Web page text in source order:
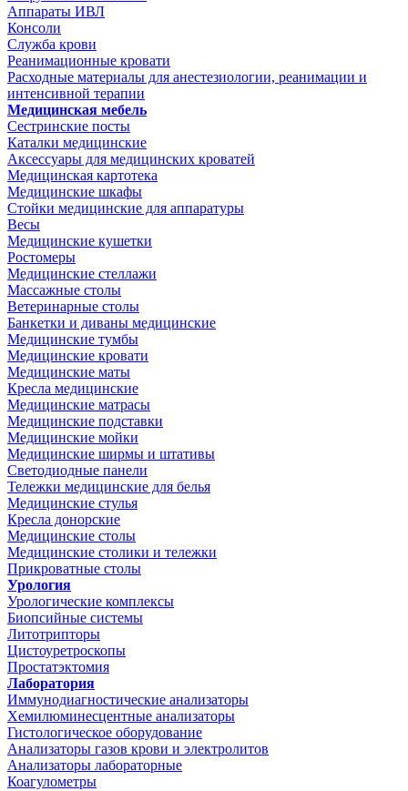
Аппараты ИВЛ
Консоли
Служба крови
Реанимационные кровати
Расходные материалы для анестезиологии, реанимации и
интенсивной терапии
Медицинская мебель
Сестринские посты
Каталки медицинские
Аксессуары для медицинских кроватей
Медицинская картотека
Медицинские шкафы
Стойки медицинские для аппаратуры
Весы
Медицинские кушетки
Ростомеры
Медицинские стеллажи
Массажные столы
Ветеринарные столы
Банкетки и диваны медицинские
Медицинские тумбы
Медицинские кровати
Медицинские маты
Кресла медицинские
Медицинские матрасы
Медицинские подставки
Медицинские мойки
Медицинские ширмы и штативы
Светодиодные панели
Тележки медицинские для белья
Медицинские стулья
Кресла донорские
Медицинские столы
Медицинские столики и тележки
Прикроватные столы
Урология
Урологические комплексы
Биопсийные системы
Литотрипторы
Цистоуретроскопы
Простатэктомия
Лаборатория
Иммунодиагностические анализаторы
Хемилюминесцентные анализаторы
Гистологическое оборудование
Анализаторы газов крови и электролитов
Анализаторы лабораторные
Коагулометры